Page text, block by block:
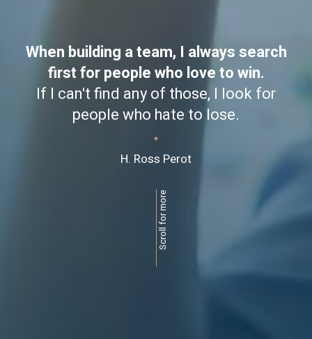
When building a team, I always search
first for people who love to win.
If I can't find any of those, I look for
people who hate to lose.
H. Ross Perot
Scroll for more